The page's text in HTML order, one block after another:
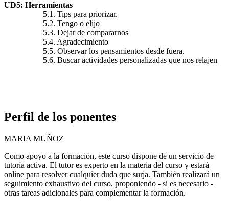
UD5: Herramientas
5.1. Tips para priorizar.
5.2. Tengo o elijo
5.3. Dejar de compararnos
5.4. Agradecimiento
5.5. Observar los pensamientos desde fuera.
5.6. Buscar actividades personalizadas que nos relajen
Perfil de los ponentes
MARIA MUÑOZ
Como apoyo a la formación, este curso dispone de un servicio de
tutoría activa. El tutor es experto en la materia del curso y estará
online para resolver cualquier duda que surja. También realizará un
seguimiento exhaustivo del curso, proponiendo - si es necesario -
otras tareas adicionales para complementar la formación.